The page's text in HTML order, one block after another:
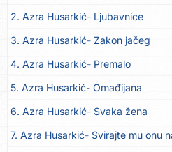
2. Azra Husarkić Ljubavnice
3. Azra Husarkić Zakon jačeg
4. Azra Husarkić Premalo
5. Azra Husarkić Omađijana
6. Azra Husarkić Svaka žena
7. Azra Husarkić Svirajte mu onu